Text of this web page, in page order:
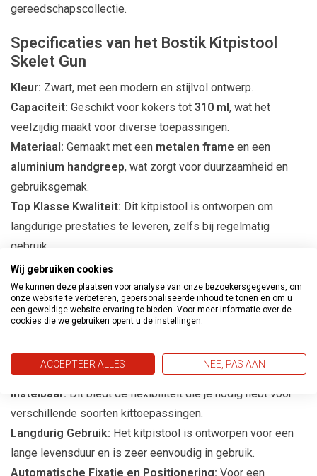
gereedschapscollectie.
Specificaties van het Bostik Kitpistool
Skelet Gun
Kleur: Zwart, met een modern en stijlvol ontwerp.
Capaciteit: Geschikt voor kokers tot 310 ml , wat het
veelzijdig maakt voor diverse toepassingen.
Materiaal: Gemaakt met een metalen frame en een
aluminium handgreep, wat zorgt voor duurzaamheid en
gebruiksgemak.
Top Klasse Kwaliteit: Dit kitpistool is ontworpen om
langdurige prestaties te leveren, zelfs bij regelmatig
gebruik.
Gebruikswijze
Het Bostik Kitpistool Skelet Gun beschikt over een aantal
handige kenmerken:
Handgreep met Automatische Deblokkering:Voor een
eenvoudige en veilige bediening.
Instelbaar: Dit biedt de flexibiliteit die je nodig hebt voor
verschillende soorten kittoepassingen.
Langdurig Gebruik: Het kitpistool is ontworpen voor een
lange levensduur en is zeer eenvoudig in gebruik.
Automatische Fixatie en Positionering: Voor een
Wij gebruiken cookies
We kunnen deze plaatsen voor analyse van onze bezoekersgegevens, om
onze website te verbeteren, gepersonaliseerde inhoud te tonen en om u
een geweldige website-ervaring te bieden. Voor meer informatie over de
cookies die we gebruiken opent u de instellingen.
ACCEPTEER ALLES NEE, PAS AAN